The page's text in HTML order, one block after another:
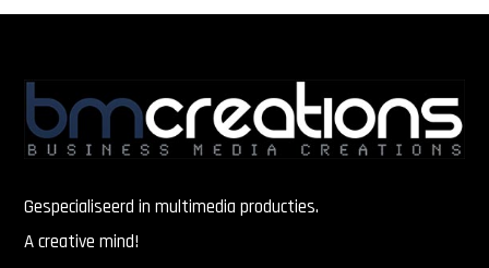
Gespecialiseerd in multimedia producties.
A creative mind!